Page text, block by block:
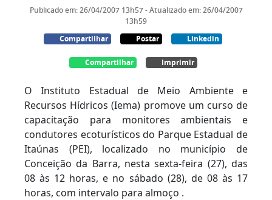
Publicado em: 26/04/2007 13h57 - Atualizado em: 26/04/2007
13h59
Compartilhar
Postar Linkedin
Compartilhar Imprimir
O Instituto Estadual de Meio Ambiente e
Recursos Hídricos (Iema) promove um curso de
capacitação para monitores ambientais e
condutores ecoturísticos do Parque Estadual de
Itaúnas (PEI), localizado no município de
Conceição da Barra, nesta sexta-feira (27), das
08 às 12 horas, e no sábado (28), de 08 às 17
horas, com intervalo para almoço .